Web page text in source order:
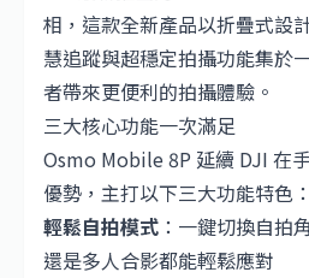
相，這款全新產品以折疊式設
慧追蹤與超穩定拍攝功能集於
者帶來更便利的拍攝體驗。
三大核心功能一次滿足
Osmo Mobile 8P 延續 DJI 在
優勢，主打以下三大功能特色：
輕鬆自拍模式 ：一鍵切換自拍
還是多人合影都能輕鬆應對